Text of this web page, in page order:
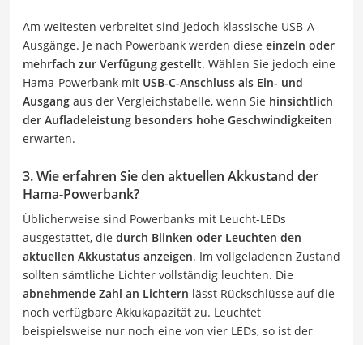
Am weitesten verbreitet sind jedoch klassische USB-A-
Ausgänge. Je nach Powerbank werden diese einzeln oder
mehrfach zur Verfügung gestellt. Wählen Sie jedoch eine
Hama-Powerbank mit USB-C-Anschluss als Ein- und
Ausgang aus der Vergleichstabelle, wenn Sie hinsichtlich
der Aufladeleistung besonders hohe Geschwindigkeiten
erwarten.
3. Wie erfahren Sie den aktuellen Akkustand der
Hama-Powerbank?
Üblicherweise sind Powerbanks mit Leucht-LEDs
ausgestattet, die durch Blinken oder Leuchten den
aktuellen Akkustatus anzeigen. Im vollgeladenen Zustand
sollten sämtliche Lichter vollständig leuchten. Die
abnehmende Zahl an Lichtern lässt Rückschlüsse auf die
noch verfügbare Akkukapazität zu. Leuchtet
beispielsweise nur noch eine von vier LEDs, so ist der